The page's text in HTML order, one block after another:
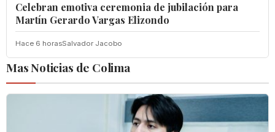
Celebran emotiva ceremonia de jubilación para
Martín Gerardo Vargas Elizondo
Hace 6 horasSalvador Jacobo
Mas Noticias de Colima